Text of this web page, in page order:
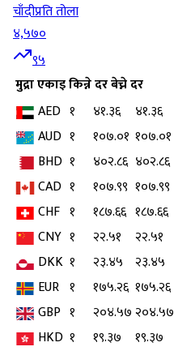
चाँदीप्रति तोला
४,५७०
९५
मुद्राएकाइकिन्ने दरबेच्ने दर
AED १ ४१.३६
४१.३६
AUD १ १०७.०१ १०७.०१
BHD १ ४०२.८६ ४०२.८६
CAD १ १०७.९९ १०७.९९
CHF १ १८७.६६ १८७.६६
CNY १ २२.५१
२२.५१
DKK १ २३.४५
२३.४५
EUR १ १७५.२६ १७५.२६
GBP १ २०४.५७ २०४.५७
HKD १ १९.३७
१९.३७